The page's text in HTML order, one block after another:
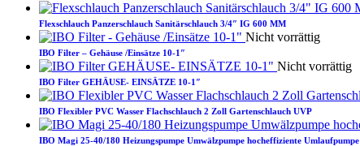
Flexschlauch Panzerschlauch Sanitärschlauch 3/4″ IG 600 MM
Nicht vorrättig
IBO Filter – Gehäuse /Einsätze 10-1″
Nicht vorrättig
IBO Filter GEHÄUSE- EINSÄTZE 10-1″
IBO Flexibler PVC Wasser Flachschlauch 2 Zoll Gartenschlauch UVP
IBO Magi 25-40/180 Heizungspumpe Umwälzpumpe hocheffiziente Umlaufpumpe